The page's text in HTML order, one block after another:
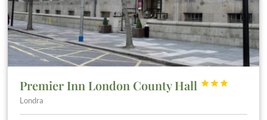
Premier Inn London County Hall 


Londra